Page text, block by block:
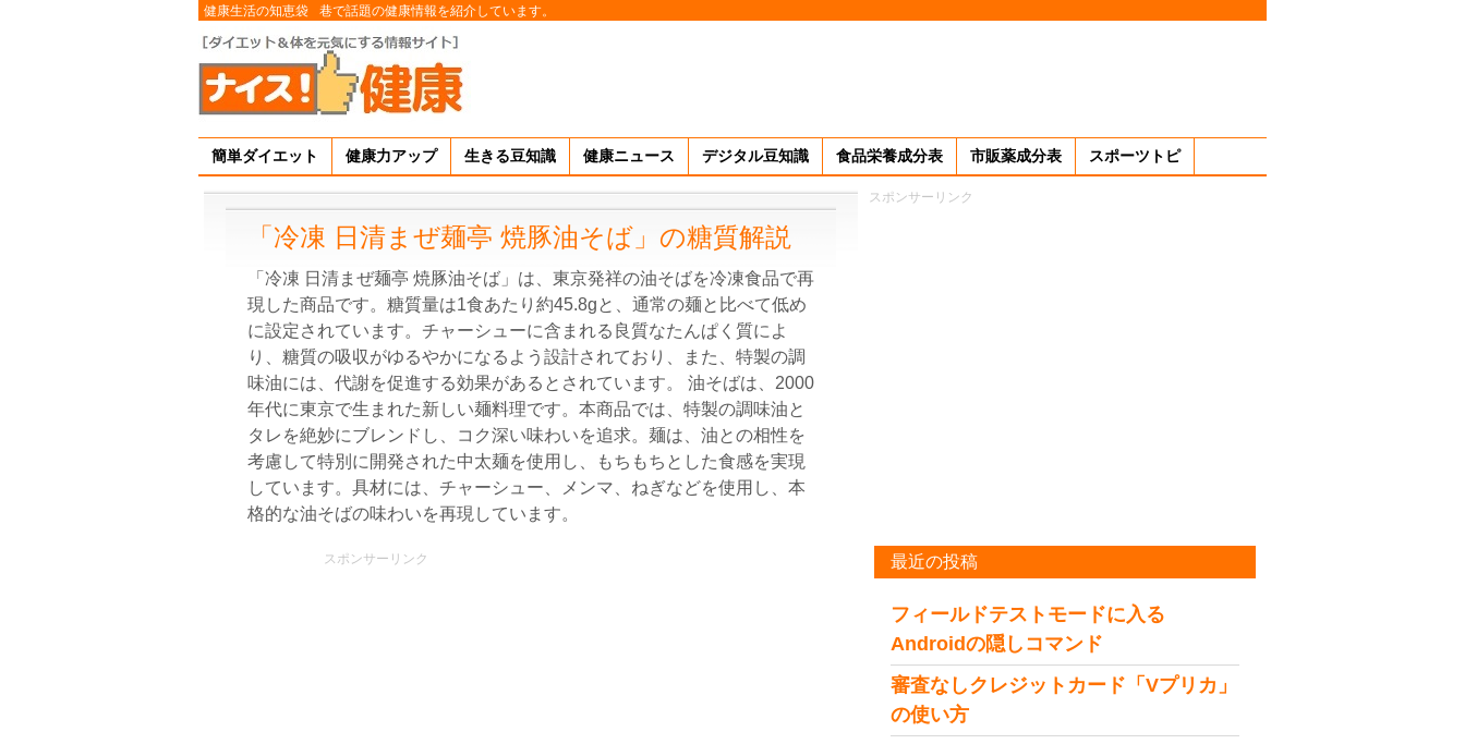
健康生活の知恵袋 巷で話題の健康情報を紹介しています。
簡単ダイエット 健康力アップ 生きる豆知識 健康ニュース デジタル豆知識 食品栄養成分表 市販薬成分表 スポーツトピ
「冷凍 日清まぜ麺亭 焼豚油そば」の糖質解説
「冷凍 日清まぜ麺亭 焼豚油そば」は、東京発祥の油そばを冷凍食品で再
現した商品です。糖質量は1食あたり約45.8gと、通常の麺と比べて低め
に設定されています。チャーシューに含まれる良質なたんぱく質によ
り、糖質の吸収がゆるやかになるよう設計されており、また、特製の調
味油には、代謝を促進する効果があるとされています。 油そばは、2000
年代に東京で生まれた新しい麺料理です。本商品では、特製の調味油と
タレを絶妙にブレンドし、コク深い味わいを追求。麺は、油との相性を
考慮して特別に開発された中太麺を使用し、もちもちとした食感を実現
しています。具材には、チャーシュー、メンマ、ねぎなどを使用し、本
格的な油そばの味わいを再現しています。
スポンサーリンク
スポンサーリンク
最近の投稿
フィールドテストモードに入る
Androidの隠しコマンド
審査なしクレジットカード「Vプリカ」
の使い方